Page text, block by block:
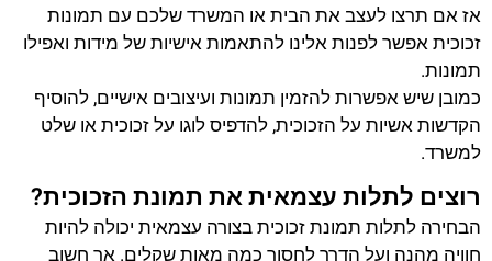
אז אם תרצו לעצב את הבית או המשרד שלכם עם תמונות
זכוכית אפשר לפנות אלינו להתאמות אישיות של מידות ואפילו
תמונות.
כמובן שיש אפשרות להזמין תמונות ועיצובים אישיים, להוסיף
הקדשות אשיות על הזכוכית, להדפיס לוגו על זכוכית או שלט
למשרד.
רוצים לתלות עצמאית את תמונת הזכוכית?
הבחירה לתלות תמונת זכוכית בצורה עצמאית יכולה להיות
חוויה מהנה ועל הדרך לחסוך כמה מאות שקלים. אך חשוב